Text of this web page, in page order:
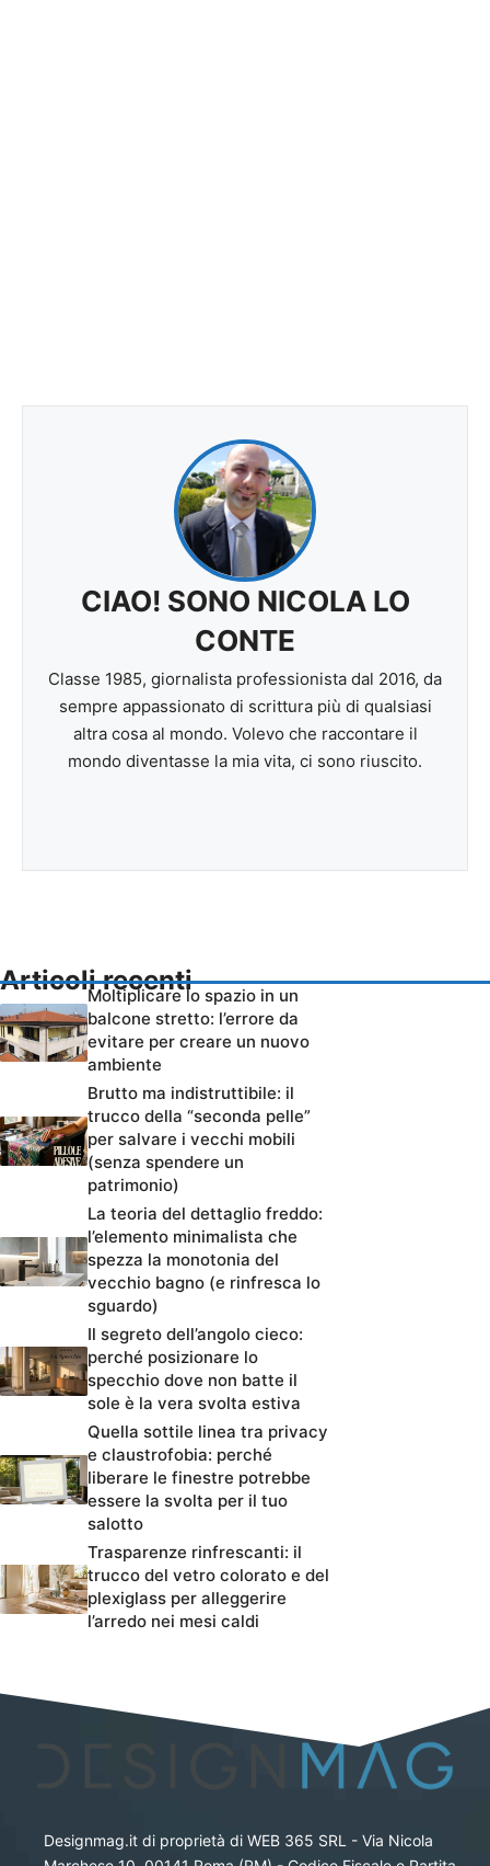
CIAO! SONO NICOLA LO
CONTE
Classe 1985, giornalista professionista dal 2016, da
sempre appassionato di scrittura più di qualsiasi
altra cosa al mondo. Volevo che raccontare il
mondo diventasse la mia vita, ci sono riuscito.
Articoli recenti
Moltiplicare lo spazio in un
balcone stretto: l’errore da
evitare per creare un nuovo
ambiente
Brutto ma indistruttibile: il
trucco della “seconda pelle”
per salvare i vecchi mobili
(senza spendere un
patrimonio)
La teoria del dettaglio freddo:
l’elemento minimalista che
spezza la monotonia del
vecchio bagno (e rinfresca lo
sguardo)
Il segreto dell’angolo cieco:
perché posizionare lo
specchio dove non batte il
sole è la vera svolta estiva
Quella sottile linea tra privacy
e claustrofobia: perché
liberare le finestre potrebbe
essere la svolta per il tuo
salotto
Trasparenze rinfrescanti: il
trucco del vetro colorato e del
plexiglass per alleggerire
l’arredo nei mesi caldi
Designmag.it di proprietà di WEB 365 SRL - Via Nicola